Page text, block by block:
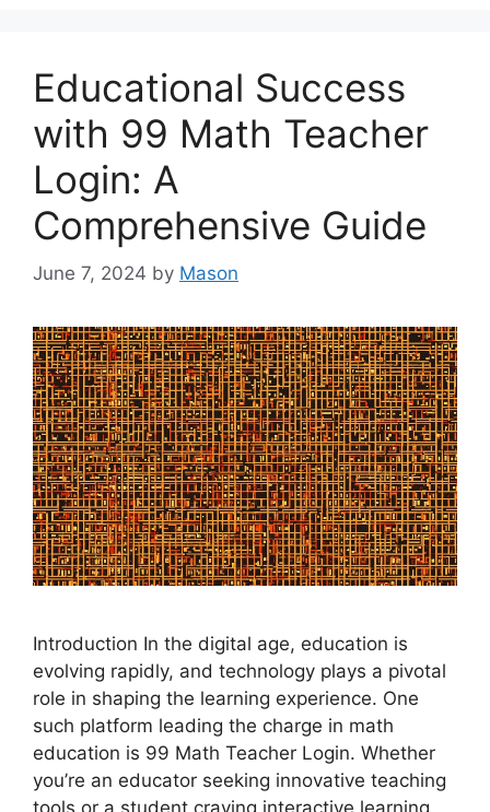
Educational Success
with 99 Math Teacher
Login: A
Comprehensive Guide
June 7, 2024 by Mason
Introduction In the digital age, education is
evolving rapidly, and technology plays a pivotal
role in shaping the learning experience. One
such platform leading the charge in math
education is 99 Math Teacher Login. Whether
you’re an educator seeking innovative teaching